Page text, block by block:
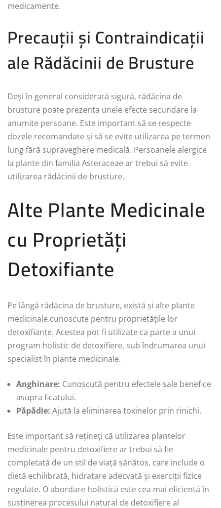
medicamente.
Precauții și Contraindicații
ale Rădăcinii de Brusture
Deși în general considerată sigură, rădăcina de
brusture poate prezenta unele efecte secundare la
anumite persoane. Este important să se respecte
dozele recomandate și să se evite utilizarea pe termen
lung fără supraveghere medicală. Persoanele alergice
la plante din familia Asteraceae ar trebui să evite
utilizarea rădăcinii de brusture.
Alte Plante Medicinale
cu Proprietăți
Detoxifiante
Pe lângă rădăcina de brusture, există și alte plante
medicinale cunoscute pentru proprietățile lor
detoxifiante. Acestea pot fi utilizate ca parte a unui
program holistic de detoxifiere, sub îndrumarea unui
specialist în plante medicinale.
Anghinare: Cunoscută pentru efectele sale benefice
asupra ficatului.
Păpădie: Ajută la eliminarea toxinelor prin rinichi.
Este important să rețineți că utilizarea plantelor
medicinale pentru detoxifiere ar trebui să fie
completată de un stil de viață sănătos, care include o
dietă echilibrată, hidratare adecvată și exerciții fizice
regulate. O abordare holistică este cea mai eficientă în
susținerea procesului natural de detoxifiere al